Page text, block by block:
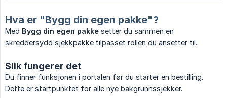
Hva er "Bygg din egen pakke"?
Med Bygg din egen pakke setter du sammen en
skreddersydd sjekkpakke tilpasset rollen du ansetter til.
Slik fungerer det
Du finner funksjonen i portalen før du starter en bestilling.
Dette er startpunktet for alle nye bakgrunnssjekker.